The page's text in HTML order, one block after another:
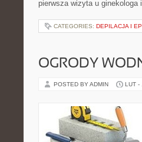
pierwsza wizyta u
CATEGORIES: DEPILACJA I
OGRODY
POSTED BY ADMIN LUT -